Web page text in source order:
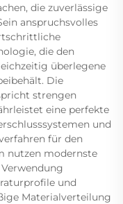
die zuverlässige
anspruchsvolles
die den
überlegene
Die
strengen
eine perfekte
und
für den
nutzen modernste
und
Materialverteilung